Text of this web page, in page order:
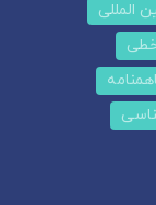
المللی